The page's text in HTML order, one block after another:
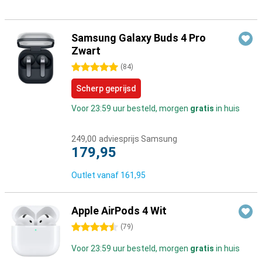
Samsung Galaxy Buds 4 Pro
Zwart
5 sterren (84)
Scherp geprijsd
Voor 23:59 uur besteld, morgen gratis in huis
249,00 adviesprijs Samsung
179,95
Outlet vanaf 161,95
Apple AirPods 4 Wit
4.5 sterren (79)
Voor 23:59 uur besteld, morgen gratis in huis